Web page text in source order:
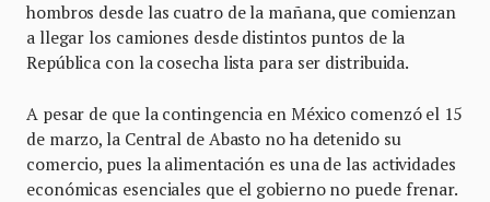
hombros desde las cuatro de la mañana, que comienzan
a llegar los camiones desde distintos puntos de la
República con la cosecha lista para ser distribuida.
A pesar de que la contingencia en México comenzó el 15
de marzo, la Central de Abasto no ha detenido su
comercio, pues la alimentación es una de las actividades
económicas esenciales que el gobierno no puede frenar.